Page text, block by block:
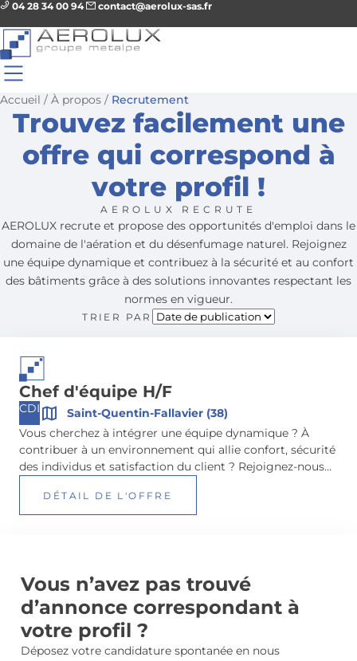
04 28 34 00 94 contact@aerolux-sas.fr
Accueil / À propos / Recrutement
Trouvez facilement une
offre qui correspond à
votre profil !
AEROLUX RECRUTE
AEROLUX recrute et propose des opportunités d'emploi dans le
domaine de l'aération et du désenfumage naturel. Rejoignez
une équipe dynamique et contribuez à la sécurité et au confort
des bâtiments grâce à des solutions innovantes respectant les
normes en vigueur.
TRIER PAR
Chef d'équipe H/F
CDI
Saint-Quentin-Fallavier (38)
Vous cherchez à intégrer une équipe dynamique ? À
contribuer à un environnement qui allie confort, sécurité
des individus et satisfaction du client ? Rejoignez-nous
Fallavier (38), spécialisée dans l'ingénierie du
désenfumage et de l'aération.
DÉTAIL DE L'OFFRE
Vous n’avez pas trouvé
d’annonce correspondant à
votre profil ?
Déposez votre candidature spontanée en nous